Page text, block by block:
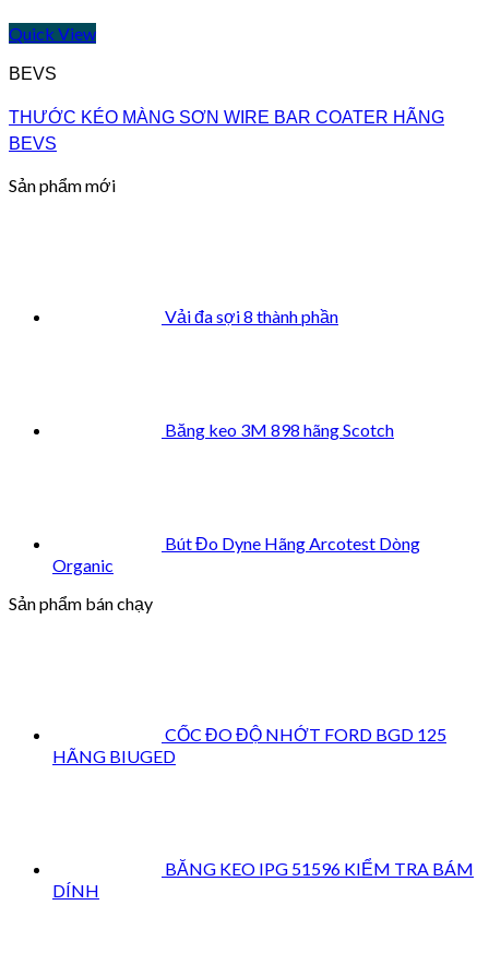
Quick View
BEVS
THƯỚC KÉO MÀNG SƠN WIRE BAR COATER HÃNG
BEVS
Sản phẩm mới
Vải đa sợi 8 thành phần
Băng keo 3M 898 hãng Scotch
Bút Đo Dyne Hãng Arcotest Dòng
Organic
Sản phẩm bán chạy
CỐC ĐO ĐỘ NHỚT FORD BGD 125
HÃNG BIUGED
BĂNG KEO IPG 51596 KIỂM TRA BÁM
DÍNH